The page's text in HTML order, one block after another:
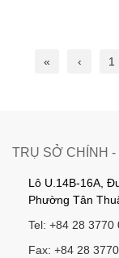
« ‹ 1
TRỤ SỞ CHÍNH -
Lô U.14B-16A,
Phường Tân
Tel: +84 28 3770
Fax: +84 28